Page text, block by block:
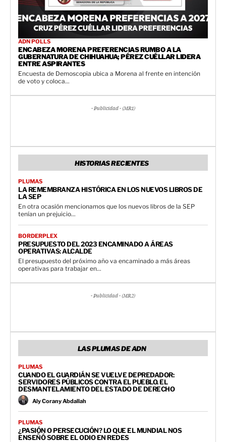
ADN POLLS
ENCABEZA MORENA PREFERENCIAS RUMBO A LA
GUBERNATURA DE CHIHUAHUA; PÉREZ CUÉLLAR LIDERA
ENTRE ASPIRANTES
Encuesta de Demoscopia ubica a Morena al frente en intención
de voto y coloca...
- Publicidad - (MR1)
HISTORIAS RECIENTES
PLUMAS
LA REMEMBRANZA HISTÓRICA EN LOS NUEVOS LIBROS DE
LA SEP
En otra ocasión mencionamos que los nuevos libros de la SEP
tenían un prejuicio...
BORDERPLEX
PRESUPUESTO DEL 2023 ENCAMINADO A ÁREAS
OPERATIVAS: ALCALDE
El presupuesto del próximo año va encaminado a más áreas
operativas para trabajar en...
- Publicidad - (MR2)
LAS PLUMAS DE ADN
PLUMAS
CUANDO EL GUARDIÁN SE VUELVE DEPREDADOR:
SERVIDORES PÚBLICOS CONTRA EL PUEBLO. EL
DESMANTELAMIENTO DEL ESTADO DE DERECHO
Aly Corany Abdallah
PLUMAS
¿PASIÓN O PERSECUCIÓN? LO QUE EL MUNDIAL NOS
ENSEÑÓ SOBRE EL ODIO EN REDES